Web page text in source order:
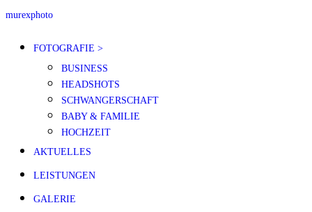
murexphoto
FOTOGRAFIE >
BUSINESS
HEADSHOTS
SCHWANGERSCHAFT
BABY & FAMILIE
HOCHZEIT
AKTUELLES
LEISTUNGEN
GALERIE